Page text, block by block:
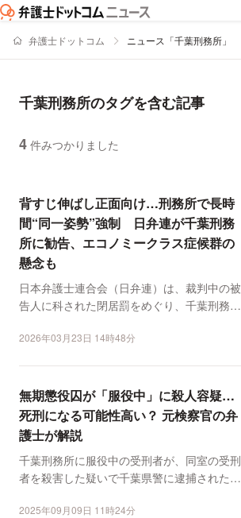
弁護士ドットコム ニュース「千葉刑務所」
千葉刑務所のタグを含む記事
4 件みつかりました
背すじ伸ばし正面向け…刑務所で長時
間“同一姿勢”強制 日弁連が千葉刑務
所に勧告、エコノミークラス症候群の
懸念も
日本弁護士連合会（日弁連）は、裁判中の被
告人に科された閉居罰をめぐり、千葉刑務所
2026年03月23日 14時48分
無期懲役囚が「服役中」に殺人容疑…
死刑になる可能性高い？ 元検察官の弁
護士が解説
千葉刑務所に服役中の受刑者が、同室の受刑
者を殺害した疑いで千葉県警に逮捕された。
2025年09月09日 11時24分